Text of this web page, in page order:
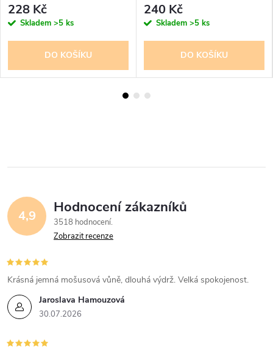
228 Kč
Skladem >5 ks
DO KOŠÍKU
240 Kč
Skladem >5 ks
DO KOŠÍKU
4,9 Hodnocení zákazníků
3518 hodnocení
Zobrazit recenze
Jaroslava Hamouzová
30.07.2026
Krásná jemná mošusová vůně, dlouhá výdrž. Velká spokojenost.